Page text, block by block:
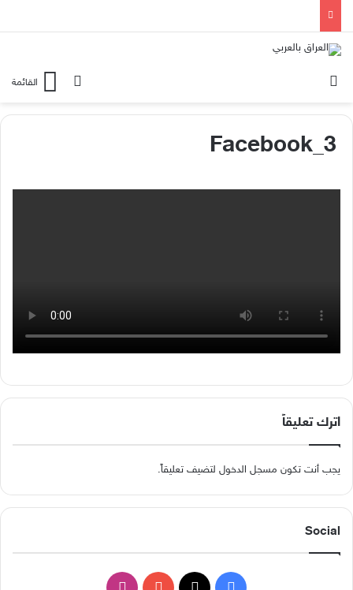
القائمةبحث عن
Facebook_3
اترك تعليقاً
يجب أنت تكون مسجل الدخول لتضيف تعليقاً.
Social